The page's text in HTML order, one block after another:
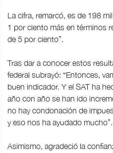
La cifra, remarcó, es de 198
1 por ciento más en términos
de 5 por ciento”.
Tras dar a conocer estos
federal subrayó: “Entonces,
buen indicador. Y el SAT ha
año con año se han ido
no hay condonación de
y eso nos ha ayudado mucho”.
Asimismo, agradeció la